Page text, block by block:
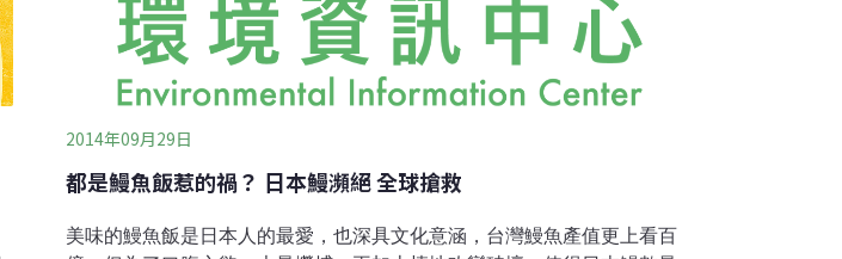
2014年09月29日
都是鰻魚飯惹的禍？ 日本鰻瀕絕 全球搶救
美味的鰻魚飯是日本人的最愛，也深具文化意涵，台灣鰻魚產值更上看百